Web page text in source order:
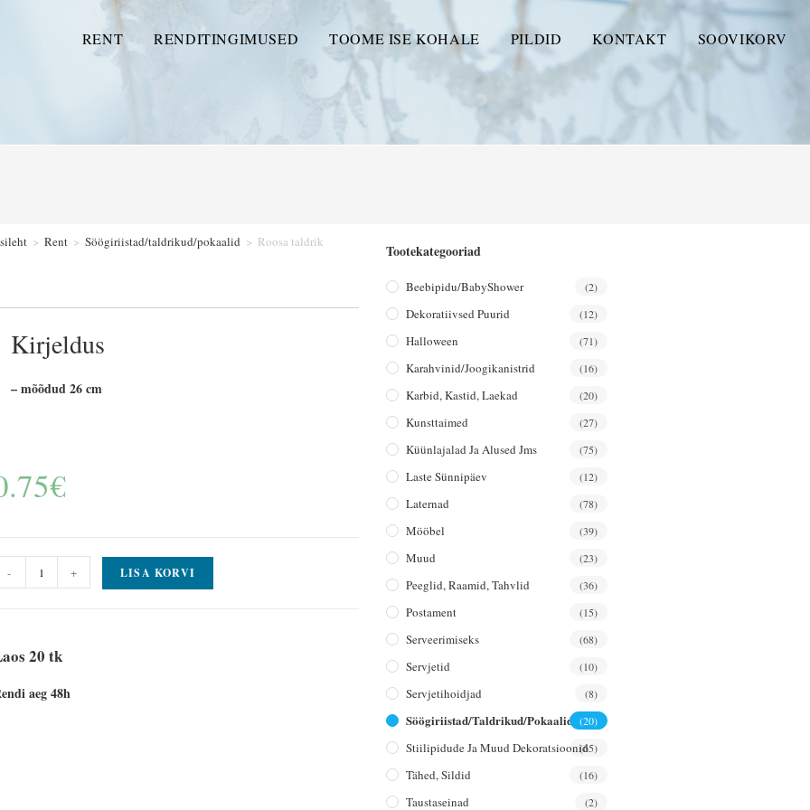
RENT RENDITINGIMUSED TOOME ISE KOHALE PILDID KONTAKT SOOVIKORV
> Rent > Söögiriistad/taldrikud/pokaalid > Roosa taldrik
Kirjeldus
– mõõdud 26 cm
€
- + LISA KORVI
20 tk
aeg 48h
Tootekategooriad
Beebipidu/BabyShower (2)
Dekoratiivsed Puurid (12)
Halloween (71)
Karahvinid/joogikanistrid (16)
Karbid, Kastid, Laekad (20)
Kunsttaimed (27)
Küünlajalad Ja Alused Jms (75)
Laste Sünnipäev (12)
Laternad (78)
Mööbel (39)
Muud (23)
Peeglid, Raamid, Tahvlid (36)
Postament (15)
Serveerimiseks (68)
Servjetid (10)
Servjetihoidjad (8)
Söögiriistad/taldrikud/pokaalid (20)
Stiilipidude Ja Muud Dekoratsioonid(65)
Tähed, Sildid (16)
Taustaseinad (2)